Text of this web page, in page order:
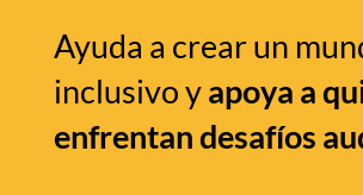
Ayuda a crear un
inclusivo yapoya a
enfrentan desafíos